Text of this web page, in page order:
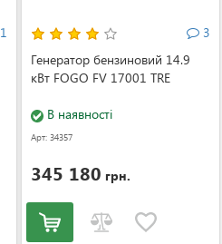
1
3
Генератор бензиновий 14.9
кВт FOGO FV 17001 TRE
В наявності
Арт: 34357
345 180 грн.